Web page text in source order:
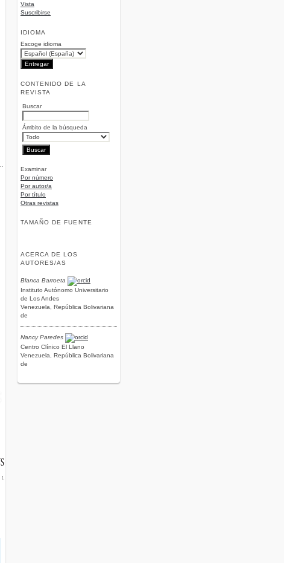
Vista
Suscribirse
IDIOMA
Escoge idioma
CONTENIDO DE LA
REVISTA
Buscar
Ámbito de la búsqueda
Examinar
Por número
Por autor/a
Por título
Otras revistas
TAMAÑO DE FUENTE
ACERCA DE LOS
AUTORES/AS
Blanca Barroeta
Instituto Autónomo Universitario
de Los Andes
Venezuela, República Bolivariana
de
Nancy Paredes
Centro Clínico El Llano
Venezuela, República Bolivariana
de